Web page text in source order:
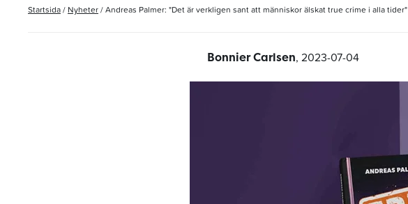
Startsida/ Nyheter/Andreas Palmer: "Det är verkligen sant att människor älskat true crime i alla tider"
Bonnier Carlsen, 2023-07-04